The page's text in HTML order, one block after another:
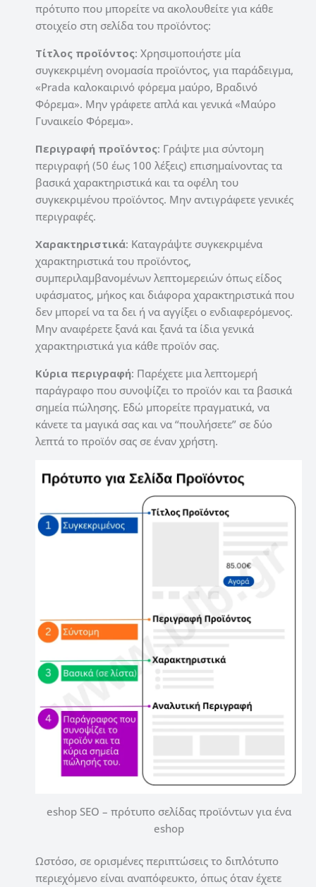
πρότυπο που μπορείτε να ακολουθείτε για κάθε
στοιχείο στη σελίδα του προϊόντος:
Τίτλος προϊόντος: Χρησιμοποιήστε μία
συγκεκριμένη ονομασία προϊόντος, για παράδειγμα,
«Prada καλοκαιρινό φόρεμα μαύρο, Βραδινό
Φόρεμα». Μην γράφετε απλά και γενικά «Μαύρο
Γυναικείο Φόρεμα».
Περιγραφή προϊόντος: Γράψτε μια σύντομη
περιγραφή (50 έως 100 λέξεις) επισημαίνοντας τα
βασικά χαρακτηριστικά και τα οφέλη του
συγκεκριμένου προϊόντος. Μην αντιγράφετε γενικές
περιγραφές.
Χαρακτηριστικά: Καταγράψτε συγκεκριμένα
χαρακτηριστικά του προϊόντος,
συμπεριλαμβανομένων λεπτομερειών όπως είδος
υφάσματος, μήκος και διάφορα χαρακτηριστικά που
δεν μπορεί να τα δει ή να αγγίξει ο ενδιαφερόμενος.
Μην αναφέρετε ξανά και ξανά τα ίδια γενικά
χαρακτηριστικά για κάθε προϊόν σας.
Κύρια περιγραφή: Παρέχετε μια λεπτομερή
παράγραφο που συνοψίζει το προϊόν και τα βασικά
σημεία πώλησης. Εδώ μπορείτε πραγματικά, να
κάνετε τα μαγικά σας και να “πουλήσετε” σε δύο
λεπτά το προϊόν σας σε έναν χρήστη.
eshop SEO – πρότυπο σελίδας προϊόντων για ένα
eshop
Ωστόσο, σε ορισμένες περιπτώσεις το διπλότυπο
περιεχόμενο είναι αναπόφευκτο, όπως όταν έχετε